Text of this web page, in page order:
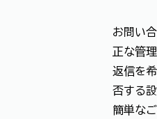
お問い
正な管
返信を
否する
簡単な